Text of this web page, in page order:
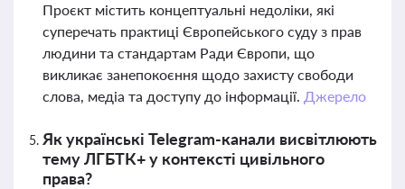
Проєкт містить концептуальні недоліки, які
суперечать практиці Європейського суду з прав
людини та стандартам Ради Європи, що
викликає занепокоєння щодо захисту свободи
слова, медіа та доступу до інформації. Джерело
Як українські Telegram-канали висвітлюють
тему ЛГБТК+ у контексті цивільного
права?